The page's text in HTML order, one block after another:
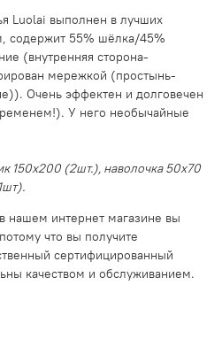
Luolai выполнен в лучших
содержит 55% шёлка/45%
(внутренняя сторона-
мережкой (простынь-
Очень эффектен и долговечен
У него необычайные
150х200 (2шт.), наволочка 50х70
нашем интернет магазине вы
что вы получите
сертифицированный
качеством и обслуживанием.